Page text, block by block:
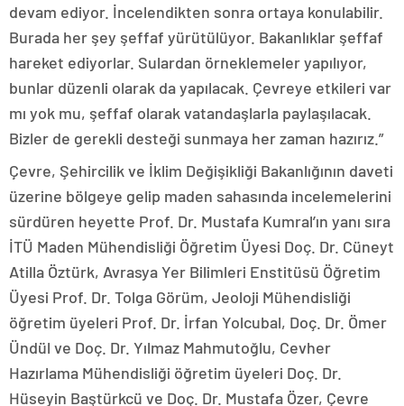
devam ediyor. İncelendikten sonra ortaya konulabilir.
Burada her şey şeffaf yürütülüyor. Bakanlıklar şeffaf
hareket ediyorlar. Sulardan örneklemeler yapılıyor,
bunlar düzenli olarak da yapılacak. Çevreye etkileri var
mı yok mu, şeffaf olarak vatandaşlarla paylaşılacak.
Bizler de gerekli desteği sunmaya her zaman hazırız.”
Çevre, Şehircilik ve İklim Değişikliği Bakanlığının daveti
üzerine bölgeye gelip maden sahasında incelemelerini
sürdüren heyette Prof. Dr. Mustafa Kumral’ın yanı sıra
İTÜ Maden Mühendisliği Öğretim Üyesi Doç. Dr. Cüneyt
Atilla Öztürk, Avrasya Yer Bilimleri Enstitüsü Öğretim
Üyesi Prof. Dr. Tolga Görüm, Jeoloji Mühendisliği
öğretim üyeleri Prof. Dr. İrfan Yolcubal, Doç. Dr. Ömer
Ündül ve Doç. Dr. Yılmaz Mahmutoğlu, Cevher
Hazırlama Mühendisliği öğretim üyeleri Doç. Dr.
Hüseyin Baştürkcü ve Doç. Dr. Mustafa Özer, Çevre